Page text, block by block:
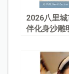
2026八里
伴化身沙雕